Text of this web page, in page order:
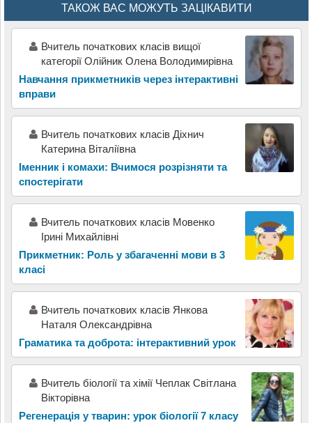
ТАКОЖ ВАС МОЖУТЬ ЗАЦІКАВИТИ
Вчитель початкових класів вищої
категорії Олійник Олена Володимирівна
Навчання прикметників через інтерактивні
вправи
Вчитель початкових класів Діхнич
Катерина Віталіївна
Іменник і комахи: Вчимося розрізняти та
спостерігати
Вчитель початкових класів Мовенко
Ірині Михайлівні
Прикметник: Роль у збагаченні мови в 3
класі
Вчитель початкових класів Янкова
Наталя Олександрівна
Граматика та доброта: інтерактивний урок
Вчитель біології та хімії Чеплак Світлана
Вікторівна
Регенерація у тварин: урок біології 7 класу